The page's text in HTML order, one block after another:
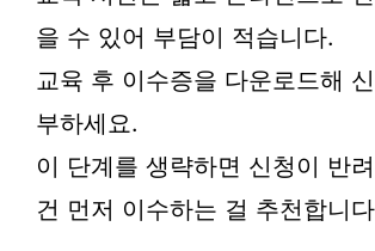
을 수 있어 부담이 적습니다.
교육 후 이수증을 다운로드해
부하세요.
이 단계를 생략하면 신청이 반
건 먼저 이수하는 걸 추천합니